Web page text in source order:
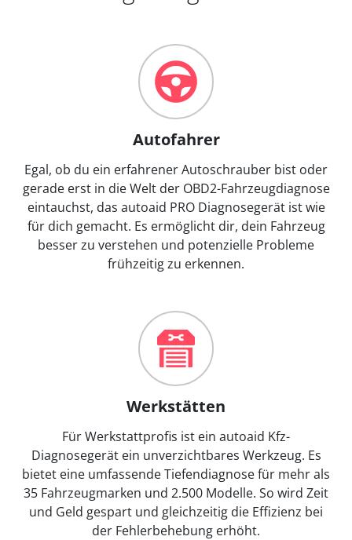
Autofahrer
Egal, ob du ein erfahrener Autoschrauber bist oder
gerade erst in die Welt der OBD2-Fahrzeugdiagnose
eintauchst, das autoaid PRO Diagnosegerät ist wie
für dich gemacht. Es ermöglicht dir, dein Fahrzeug
besser zu verstehen und potenzielle Probleme
frühzeitig zu erkennen.
Werkstätten
Für Werkstattprofis ist ein autoaid Kfz-
Diagnosegerät ein unverzichtbares Werkzeug. Es
bietet eine umfassende Tiefendiagnose für mehr als
35 Fahrzeugmarken und 2.500 Modelle. So wird Zeit
und Geld gespart und gleichzeitig die Effizienz bei
der Fehlerbehebung erhöht.